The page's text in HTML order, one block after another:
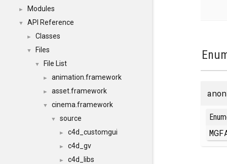
► Modules
▼ API Reference
► Classes
▼ Files
▼ File List
► animation.framework
► asset.framework
▼ cinema.framework
▼ source
► c4d_customgui
► c4d_gv
► c4d_libs